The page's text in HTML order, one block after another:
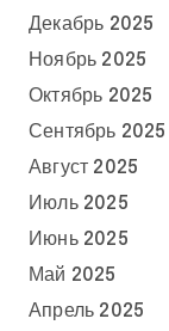
Декабрь 2025
Ноябрь 2025
Октябрь 2025
Сентябрь 2025
Август 2025
Июль 2025
Июнь 2025
Май 2025
Апрель 2025